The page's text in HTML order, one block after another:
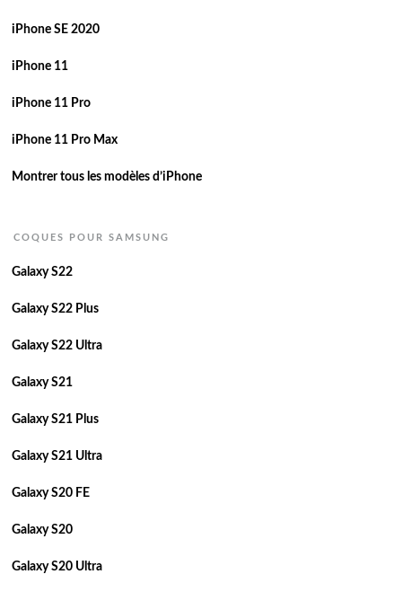
iPhone SE 2020
iPhone 11
iPhone 11 Pro
iPhone 11 Pro Max
Montrer tous les modèles d’iPhone
COQUES POUR SAMSUNG
Galaxy S22
Galaxy S22 Plus
Galaxy S22 Ultra
Galaxy S21
Galaxy S21 Plus
Galaxy S21 Ultra
Galaxy S20 FE
Galaxy S20
Galaxy S20 Ultra